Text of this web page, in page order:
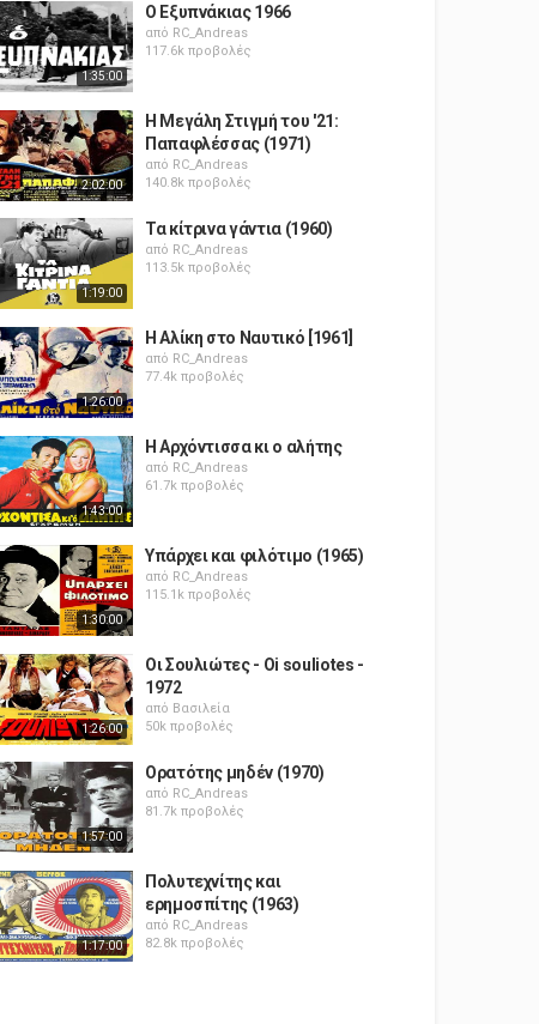
1:35:00
Ο Εξυπνάκιας 1966
από RC_Andreas
117.6k προβολές
2:02:00
Η Μεγάλη Στιγμή του '21:
Παπαφλέσσας (1971)
από RC_Andreas
140.8k προβολές
1:19:00
Τα κίτρινα γάντια (1960)
από RC_Andreas
113.5k προβολές
1:26:00
Η Αλίκη στο Ναυτικό [1961]
από RC_Andreas
77.4k προβολές
1:43:00
Η Αρχόντισσα κι ο αλήτης
από RC_Andreas
61.7k προβολές
1:30:00
Υπάρχει και φιλότιμο (1965)
από RC_Andreas
115.1k προβολές
1:26:00
Οι Σουλιώτες - Oi souliotes -
1972
από Βασιλεία
50k προβολές
1:57:00
Ορατότης μηδέν (1970)
από RC_Andreas
81.7k προβολές
1:17:00
Πολυτεχνίτης και
ερημοσπίτης (1963)
από RC_Andreas
82.8k προβολές